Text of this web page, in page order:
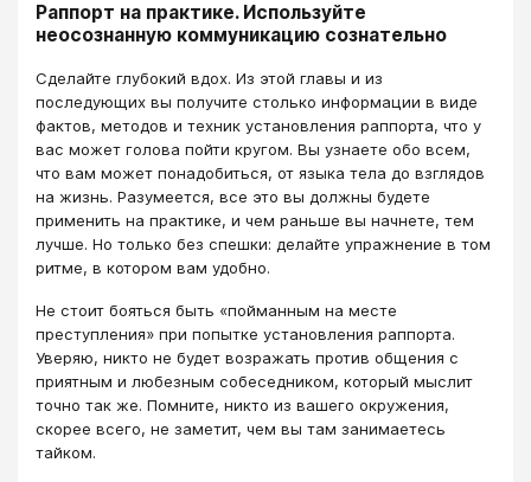
Раппорт на практике. Используйте
неосознанную коммуникацию сознательно
Сделайте глубокий вдох. Из этой главы и из
последующих вы получите столько информации в виде
фактов, методов и техник установления раппорта, что у
вас может голова пойти кругом. Вы узнаете обо всем,
что вам может понадобиться, от языка тела до взглядов
на жизнь. Разумеется, все это вы должны будете
применить на практике, и чем раньше вы начнете, тем
лучше. Но только без спешки: делайте упражнение в том
ритме, в котором вам удобно.
Не стоит бояться быть «пойманным на месте
преступления» при попытке установления раппорта.
Уверяю, никто не будет возражать против общения с
приятным и любезным собеседником, который мыслит
точно так же. Помните, никто из вашего окружения,
скорее всего, не заметит, чем вы там занимаетесь
тайком.